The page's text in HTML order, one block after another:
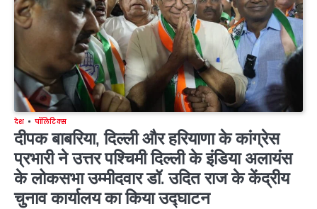
देश पॉलिटिक्स
दीपक बाबरिया, दिल्ली और हरियाणा के कांग्रेस
प्रभारी ने उत्तर पश्चिमी दिल्ली के इंडिया अलायंस
के लोकसभा उम्मीदवार डॉ. उदित राज के केंद्रीय
चुनाव कार्यालय का किया उद्घाटन